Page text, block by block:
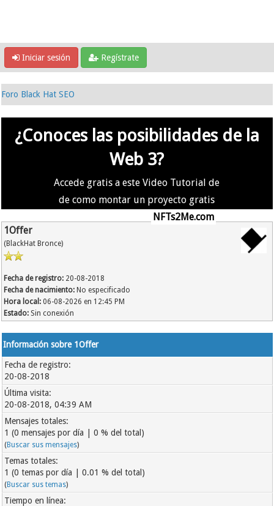
Iniciar sesión Regístrate
Foro Black Hat SEO
¿Conoces las posibilidades de la
Web 3?
Accede gratis a este Video Tutorial de
de como montar un proyecto gratis
NFTs2Me.com
1Offer
(BlackHat Bronce)
Fecha de registro: 20-08-2018
Fecha de nacimiento: No especificado
Hora local: 06-08-2026 en 12:45 PM
Estado: Sin conexión
Información sobre 1Offer
Fecha de registro:
20-08-2018
Última visita:
20-08-2018, 04:39 AM
Mensajes totales:
1 (0 mensajes por día | 0 % del total)
(Buscar sus mensajes)
Temas totales:
1 (0 temas por día | 0.01 % del total)
(Buscar sus temas)
Tiempo en línea: